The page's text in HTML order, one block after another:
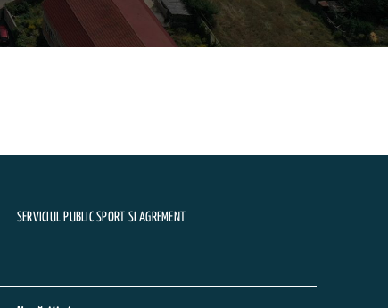
SERVICIUL PUBLIC SPORT SI AGREMENT